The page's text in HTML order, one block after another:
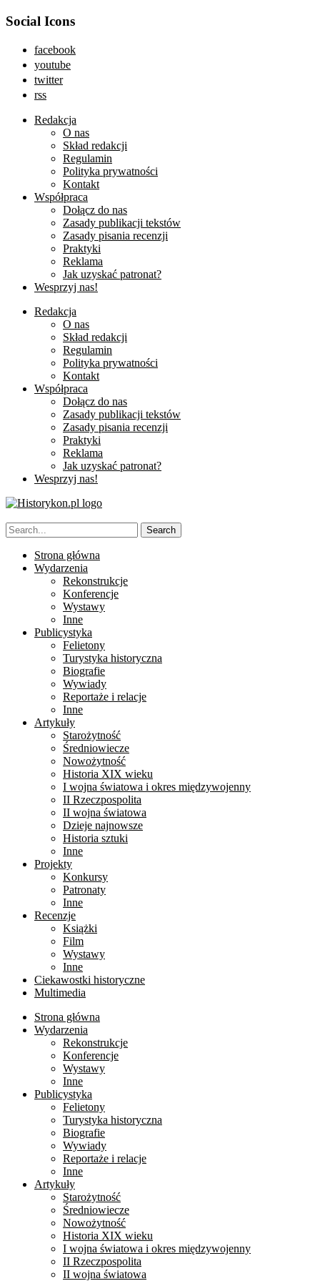
Social Icons
facebook
youtube
twitter
rss
Redakcja
O nas
Skład redakcji
Regulamin
Polityka prywatności
Kontakt
Współpraca
Dołącz do nas
Zasady publikacji tekstów
Zasady pisania recenzji
Praktyki
Reklama
Jak uzyskać patronat?
Wesprzyj nas!
Redakcja
O nas
Skład redakcji
Regulamin
Polityka prywatności
Kontakt
Współpraca
Dołącz do nas
Zasady publikacji tekstów
Zasady pisania recenzji
Praktyki
Reklama
Jak uzyskać patronat?
Wesprzyj nas!
Strona główna
Wydarzenia
Rekonstrukcje
Konferencje
Wystawy
Inne
Publicystyka
Felietony
Turystyka historyczna
Biografie
Wywiady
Reportaże i relacje
Inne
Artykuły
Starożytność
Średniowiecze
Nowożytność
Historia XIX wieku
I wojna światowa i okres międzywojenny
II Rzeczpospolita
II wojna światowa
Dzieje najnowsze
Historia sztuki
Inne
Projekty
Konkursy
Patronaty
Inne
Recenzje
Książki
Film
Wystawy
Inne
Ciekawostki historyczne
Multimedia
Strona główna
Wydarzenia
Rekonstrukcje
Konferencje
Wystawy
Inne
Publicystyka
Felietony
Turystyka historyczna
Biografie
Wywiady
Reportaże i relacje
Inne
Artykuły
Starożytność
Średniowiecze
Nowożytność
Historia XIX wieku
I wojna światowa i okres międzywojenny
II Rzeczpospolita
II wojna światowa